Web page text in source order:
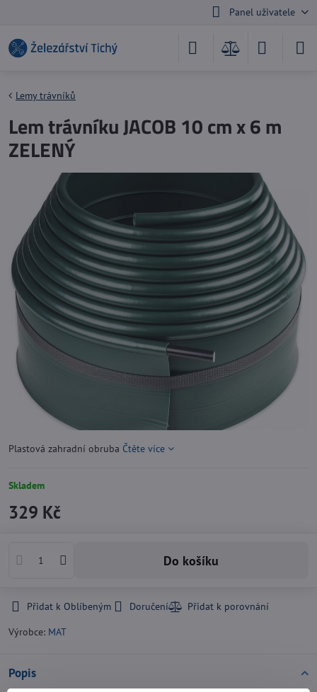
Panel uživatele
Lemy trávníků
Lem trávníku JACOB 10 cm x 6 m
ZELENÝ
Plastová zahradní obruba Čtěte více
Skladem
329 Kč
Do košíku
Přidat k Oblíbeným
Doručení
Výrobce: MAT
Popis